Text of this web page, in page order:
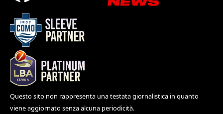
Questo sito non rappresenta una testata giornalistica in quanto
viene aggiornato senza alcuna periodicità.